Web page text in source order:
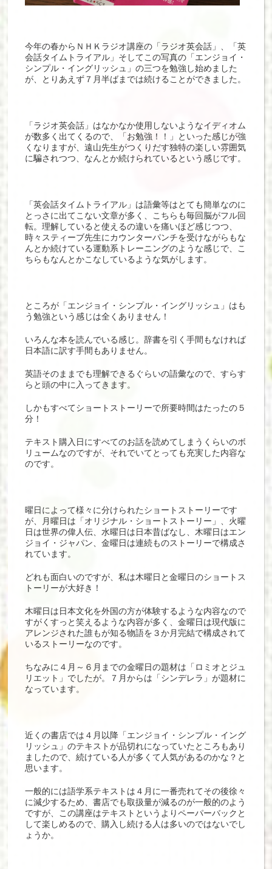
今年の春からＮＨＫラジオ講座の「ラジオ英会話」、「英
会話タイムトライアル」そしてこの写真の「エンジョイ・
シンプル・イングリッシュ」の三つを勉強し始めました
が、とりあえず７月半ばまでは続けることができました。
「ラジオ英会話」はなかなか使用しないようなイディオム
が数多く出てくるので、「お勉強！！」といった感じが強
くなりますが、遠山先生がつくりだす独特の楽しい雰囲気
に騙されつつ、なんとか続けられているという感じです。
「英会話タイムトライアル」は語彙等はとても簡単なのに
とっさに出てこない文章が多く、こちらも毎回脳がフル回
転。理解していると使えるの違いを痛いほど感じつつ、
時々スティーブ先生にカウンターパンチを受けながらもな
んとか続けている運動系トレーニングのような感じで、こ
ちらもなんとかこなしているような気がします。
ところが「エンジョイ・シンプル・イングリッシュ」はも
う勉強という感じは全くありません！
いろんな本を読んでいる感じ。辞書を引く手間もなければ
日本語に訳す手間もありません。
英語そのままでも理解できるぐらいの語彙なので、すらす
らと頭の中に入ってきます。
しかもすべてショートストーリーで所要時間はたったの５
分！
テキスト購入日にすべてのお話を読めてしまうくらいのボ
リュームなのですが、それでいてとっても充実した内容な
のです。
曜日によって様々に分けられたショートストーリーです
が、月曜日は「オリジナル・ショートストーリー 」、火曜
日は世界の偉人伝、水曜日は日本昔ばなし、木曜日はエン
ジョイ・ジャパン、金曜日は連続ものストーリーで構成さ
れています。
どれも面白いのですが、私は木曜日と金曜日のショートス
トーリーが大好き！
木曜日は日本文化を外国の方が体験するような内容なので
すがくすっと笑えるような内容が多く、金曜日は現代版に
アレンジされた誰もが知る物語を３か月完結で構成されて
いるストーリーなのです。
ちなみに４月～６月までの金曜日の題材は「ロミオとジュ
リエット」でしたが。７月からは「シンデレラ」が題材に
なっています。
近くの書店では４月以降「エンジョイ・シンプル・イング
リッシュ」のテキストが品切れになっていたところもあり
ましたので、続けている人が多くて人気があるのかな？と
思います。
一般的には語学系テキストは４月に一番売れてその後徐々
に減少するため、書店でも取扱量が減るのが一般的のよう
ですが、この講座はテキストというよりペーパーバックと
して楽しめるので、購入し続ける人は多いのではないでし
ょうか。